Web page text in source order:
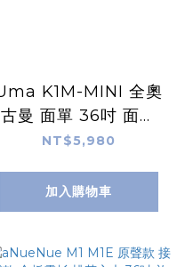
K1M-MINI 全奧
古曼 面單 36吋 面單
板 旅行吉他 小吉他
袋
NT$5,980
加入購物車